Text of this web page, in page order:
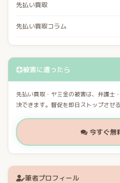
先払い買取
先払い買取コラム
被害に遭ったら
先払い買取・ヤミ金の被害は、弁護士
決できます。督促を即日ストップさせ
今すぐ無
筆者プロフィール